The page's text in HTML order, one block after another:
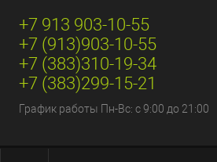
+7 913 903-10-55
+7 (913)903-10-55
+7 (383)310-19-34
+7 (383)299-15-21
График работы Пн-Вс: с 9:00 до 21:00